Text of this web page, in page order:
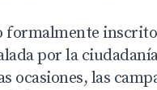
por la
ocasiones, las